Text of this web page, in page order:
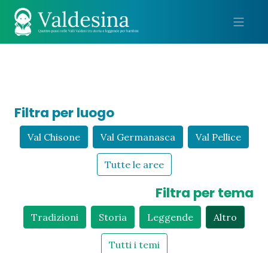
Filtra per luogo
Val Chisone Val Germanasca Val Pellice
Tutte le aree
Filtra per tema
Tradizioni Storia Leggende Altro
Tutti i temi